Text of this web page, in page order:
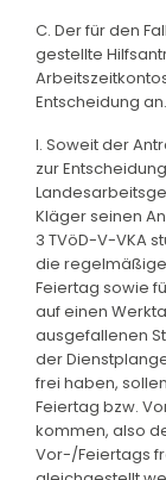
C. Der für den
gestellte
Entscheidung an.
I. Soweit der
zur
Kläger seinen
3 TVöD-V-VKA
die
Feiertag sowie
auf einen
ausgefallenen
der
frei haben,
Feiertag bzw.
kommen, also
Vor-/Feiertags